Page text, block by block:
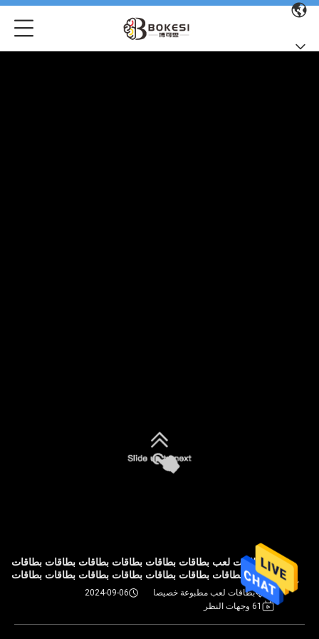
بطاقات لعب بطاقات بطاقات بطاقات بطاقات بطاقات بطاقات
بطاقات بطاقات بطاقات بطاقات بطاقات بطاقات بطاقات بطاقات
بطاقات لعب مطبوعة خصيصا
2024-09-06
61 وجهات النظر